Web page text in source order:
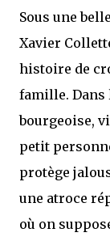
Sous une
Xavier
histoire de
famille. Dans
bourgeoise,
petit
protège
une atroce
où on